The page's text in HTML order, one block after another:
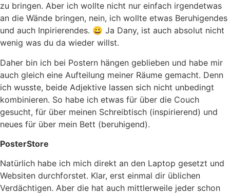
zu bringen. Aber ich wollte nicht nur einfach irgendetwas
an die Wände bringen, nein, ich wollte etwas Beruhigendes
und auch Inpirierendes. 😀 Ja Dany, ist auch absolut nicht
wenig was du da wieder willst.
Daher bin ich bei Postern hängen geblieben und habe mir
auch gleich eine Aufteilung meiner Räume gemacht. Denn
ich wusste, beide Adjektive lassen sich nicht unbedingt
kombinieren. So habe ich etwas für über die Couch
gesucht, für über meinen Schreibtisch (inspirierend) und
neues für über mein Bett (beruhigend).
PosterStore
Natürlich habe ich mich direkt an den Laptop gesetzt und
Websiten durchforstet. Klar, erst einmal dir üblichen
Verdächtigen. Aber die hat auch mittlerweile jeder schon